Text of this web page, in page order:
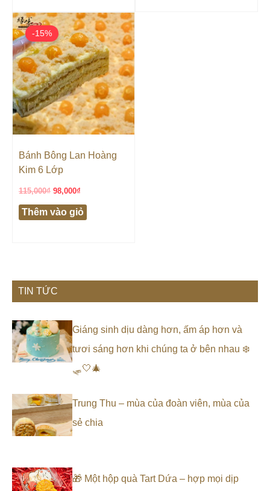
TIN TỨC
Giáng sinh dịu dàng hơn, ấm áp hơn và
tươi sáng hơn khi chúng ta ở bên nhau ❄️
🛷🤍🎄
Trung Thu – mùa của đoàn viên, mùa của
sẻ chia
🎁 Một hộp quà Tart Dứa – hợp mọi dịp
-15%
Bánh Bông Lan Hoàng
Kim 6 Lớp
115,000₫
Giá
gốc
là:
115,000₫.
98,000₫
Giá
hiện
tại
là:
98,000₫.
Thêm vào giỏ